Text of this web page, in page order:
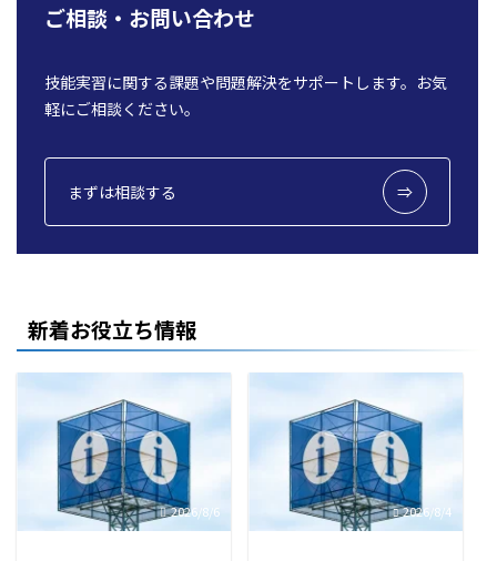
ご相談・お問い合わせ
技能実習に関する課題や問題解決をサポートします。お気
軽にご相談ください。
まずは相談する
新着お役立ち情報
2026/8/6 2026/8/4